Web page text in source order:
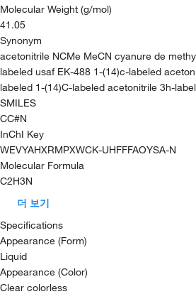
Molecular Weight (g/mol)
41.05
Synonym
acetonitrile NCMe MeCN cyanure de
labeled usaf EK-488 1-(14)c-labeled
labeled 1-(14)C-labeled acetonitrile 3h-
SMILES
CC#N
InChI Key
WEVYAHXRMPXWCK-UHFFFAOYSA-N
Molecular Formula
C2H3N
더 보기
Specifications
Appearance (Form)
Liquid
Appearance (Color)
Clear colorless